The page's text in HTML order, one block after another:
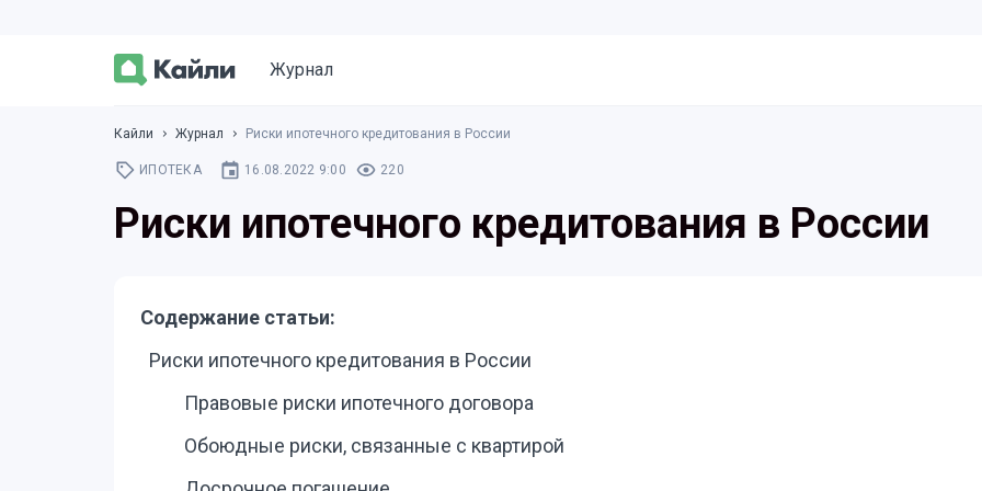
Журнал
Кайли Журнал Риски ипотечного кредитования в России
ИПОТЕКА 16.08.2022 9:00 220
Риски ипотечного кредитования в России
Содержание статьи:
Риски ипотечного кредитования в России
Правовые риски ипотечного договора
Обоюдные риски, связанные с квартирой